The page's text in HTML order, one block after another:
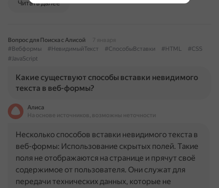
Читать далее
Вопрос для Поиска с Алисой
7 января
#Вебформы
#НевидимыйТекст #СпособыВставки #HTML
#CSS
#JavaScript
Какие существуют способы вставки невидимого
текста в веб-формы?
Алиса
На основе источников, возможны неточности
Несколько способов вставки невидимого текста в
веб-формы: Использование скрытых полей. Такие
поля не отображаются на странице и прячут своё
содержимое от пользователя. Они служат для
передачи технических данных, которые не